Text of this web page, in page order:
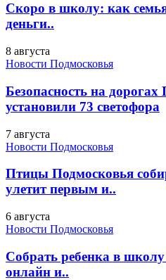
Скоро в школу: как
деньги..
8 августа
Новости Подмосковья
Безопасность на
установили 73 светофора
7 августа
Новости Подмосковья
Птицы Подмосковья
улетит первым и..
6 августа
Новости Подмосковья
Собрать ребенка в
онлайн и..